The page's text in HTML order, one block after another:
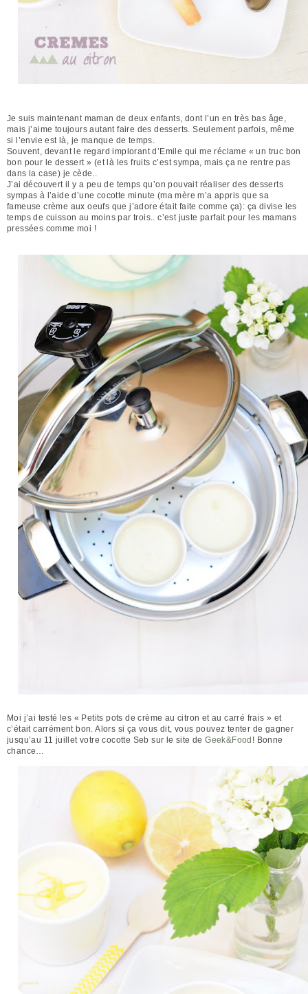
Je suis maintenant maman de deux enfants, dont l’un en très bas âge,
mais j’aime toujours autant faire des desserts. Seulement parfois, même
si l’envie est là, je manque de temps.
Souvent, devant le regard implorant d’Emile qui me réclame « un truc bon
bon pour le dessert » (et là les fruits c’est sympa, mais ça ne rentre pas
dans la case) je cède..
J’ai découvert il y a peu de temps qu’on pouvait réaliser des desserts
sympas à l’aide d’une cocotte minute (ma mère m’a appris que sa
fameuse crème aux oeufs que j’adore était faite comme ça): ça divise les
temps de cuisson au moins par trois.. c’est juste parfait pour les mamans
pressées comme moi !
Moi j’ai testé les « Petits pots de crème au citron et au carré frais » et
c’était carrément bon. Alors si ça vous dit, vous pouvez tenter de gagner
jusqu’au 11 juillet votre cocotte Seb sur le site deGeek&Food ! Bonne
chance…